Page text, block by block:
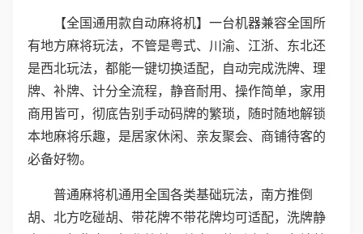
【全国通用款自动麻将机】一台机器兼容全国所
有地方麻将玩法，不管是粤式、川渝、江浙、东北还
是西北玩法，都能一键切换适配，自动完成洗牌、理
牌、补牌、计分全流程，静音耐用、操作简单，家用
商用皆可，彻底告别手动码牌的繁琐，随时随地解锁
本地麻将乐趣，是居家休闲、亲友聚会、商铺待客的
必备好物。
普通麻将机通用全国各类基础玩法，南方推倒
胡、北方吃碰胡、带花牌不带花牌均可适配，洗牌静